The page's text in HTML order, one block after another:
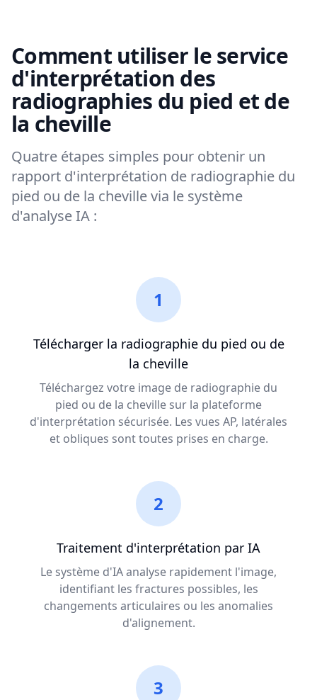
Comment utiliser le service
d'interprétation des
radiographies du pied et de
la cheville
Quatre étapes simples pour obtenir un
rapport d'interprétation de radiographie du
pied ou de la cheville via le système
d'analyse IA :
1
Télécharger la radiographie du pied ou de
la cheville
Téléchargez votre image de radiographie du
pied ou de la cheville sur la plateforme
d'interprétation sécurisée. Les vues AP, latérales
et obliques sont toutes prises en charge.
2
Traitement d'interprétation par IA
Le système d'IA analyse rapidement l'image,
identifiant les fractures possibles, les
changements articulaires ou les anomalies
d'alignement.
3